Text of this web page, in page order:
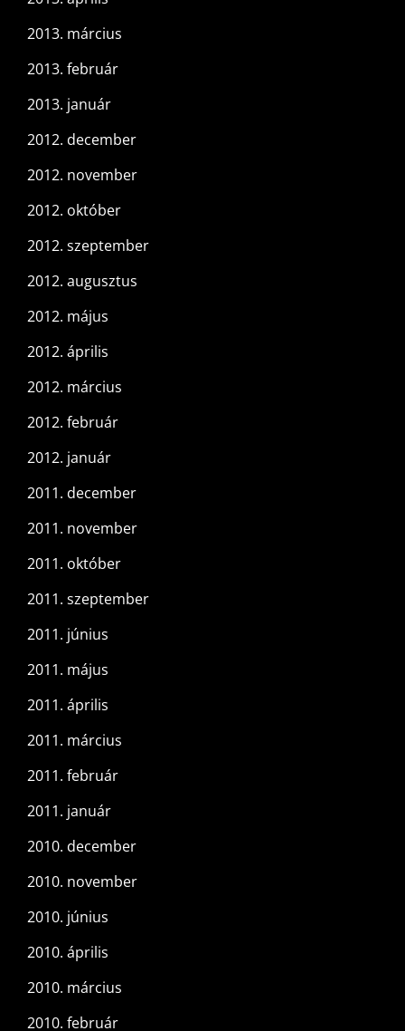
2013. március
2013. február
2013. január
2012. december
2012. november
2012. október
2012. szeptember
2012. augusztus
2012. május
2012. április
2012. március
2012. február
2012. január
2011. december
2011. november
2011. október
2011. szeptember
2011. június
2011. május
2011. április
2011. március
2011. február
2011. január
2010. december
2010. november
2010. június
2010. április
2010. március
2010. február